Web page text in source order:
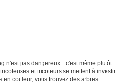
n'est pas dangereux... c'est même plutôt
et tricoteurs se mettent à investir
en couleur, vous trouvez des arbres